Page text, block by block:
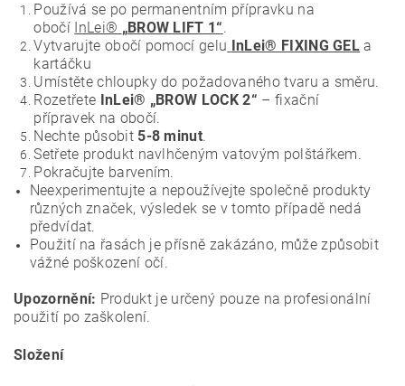
Používá se po permanentním přípravku na
obočí InLei® „BROW LIFT 1“.
Vytvarujte obočí pomocí gelu InLei® FIXING GEL a
kartáčku
Umístěte chloupky do požadovaného tvaru a směru.
Rozetřete InLei® „BROW LOCK 2“ – fixační
přípravek na obočí.
Nechte působit5-8 minut.
Setřete produkt navlhčeným vatovým polštářkem.
Pokračujte barvením.
Neexperimentujte a nepoužívejte společně produkty
různých značek, výsledek se v tomto případě nedá
předvídat.
Použití na řasách je přísně zakázáno, může způsobit
vážné poškození očí.
Upozornění: Produkt je určený pouze na profesionální
použití po zaškolení.
Složení